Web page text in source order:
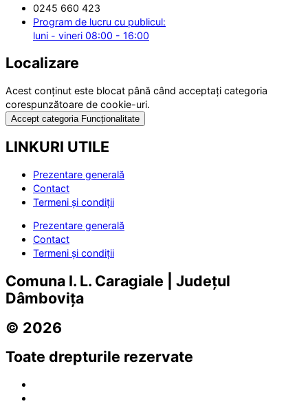
0245 660 423
Program de lucru cu publicul:
luni - vineri 08:00 - 16:00
Localizare
Acest conținut este blocat până când acceptați categoria
corespunzătoare de cookie-uri.
Accept categoria Funcționalitate
LINKURI UTILE
Prezentare generală
Contact
Termeni și condiții
Prezentare generală
Contact
Termeni și condiții
Comuna I. L. Caragiale | Județul
Dâmbovița
© 2026
Toate drepturile rezervate